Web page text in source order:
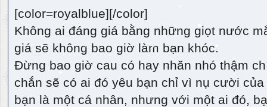
[color=royalblue][/color]
Không ai đáng giá bằng những giọt nước
giá sẽ không bao giờ làm bạn khóc.
Đừng bao giờ cau có hay nhăn nhó thậm
chắn sẽ có ai đó yêu bạn chỉ vì nụ cười
bạn là một cá nhân, nhưng với một ai đó,